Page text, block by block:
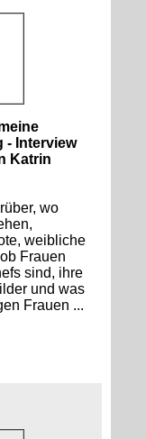
- Interview
Katrin
wo
weibliche
Frauen
sind, ihre
und was
Frauen ...